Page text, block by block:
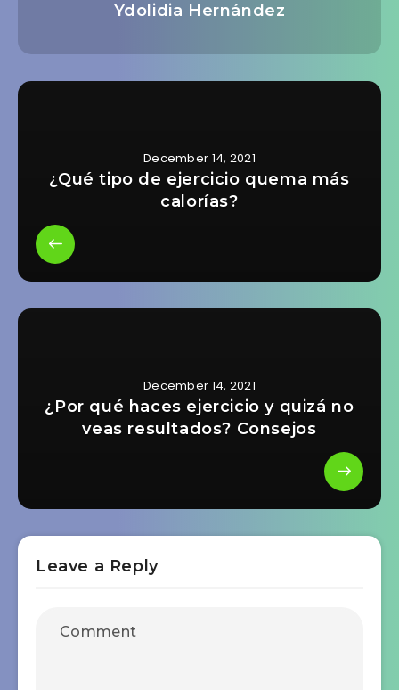
Ydolidia Hernández
December 14, 2021
¿Qué tipo de ejercicio quema más
calorías?
December 14, 2021
¿Por qué haces ejercicio y quizá no
veas resultados? Consejos
Leave a Reply